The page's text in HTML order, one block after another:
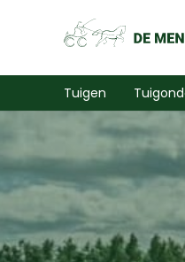
Tuigen